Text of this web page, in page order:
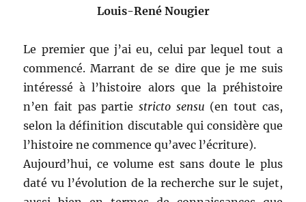
Louis-René Nougier
Le premier que j’ai eu, celui par lequel tout a
commencé. Marrant de se dire que je me suis
intéressé à l’histoire alors que la préhistoire
n’en fait pas partie stricto sensu (en tout cas,
selon la définition discutable qui considère que
l’histoire ne commence qu’avec l’écriture).
Aujourd’hui, ce volume est sans doute le plus
daté vu l’évolution de la recherche sur le sujet,